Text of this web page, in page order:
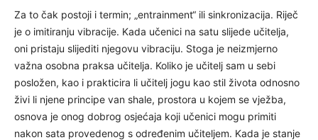
Za to čak postoji i termin; „entrainment“ ili sinkronizacija. Riječ
je o imitiranju vibracije. Kada učenici na satu slijede učitelja,
oni pristaju slijediti njegovu vibraciju. Stoga je neizmjerno
važna osobna praksa učitelja. Koliko je učitelj sam u sebi
posložen, kao i prakticira li učitelj jogu kao stil života odnosno
živi li njene principe van shale, prostora u kojem se vježba,
osnova je onog dobrog osjećaja koji učenici mogu primiti
nakon sata provedenog s određenim učiteljem. Kada je stanje